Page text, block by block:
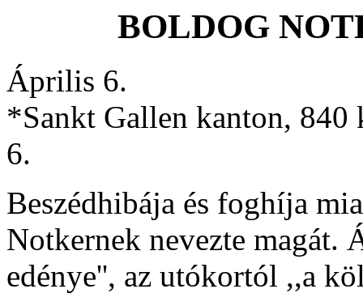
BOLDOG
Április 6.
*Sankt Gallen kanton,
6.
Beszédhibája és foghíja
Notkernek nevezte magát.
edénye'', az utókortól ,,a